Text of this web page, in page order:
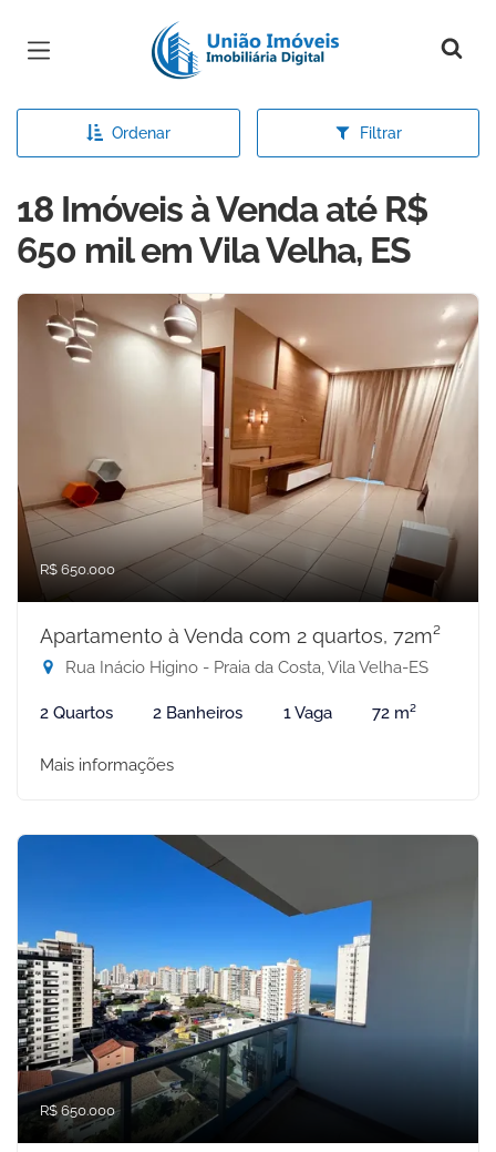
Página inicial
Ordenar Filtrar
18 Imóveis à Venda até R$
650 mil em Vila Velha, ES
R$ 650.000
Apartamento à Venda com 2 quartos, 72m²
Rua Inácio Higino - Praia da Costa, Vila Velha-ES
2 Quartos 2 Banheiros 1 Vaga 72 m²
Mais informações
R$ 650.000